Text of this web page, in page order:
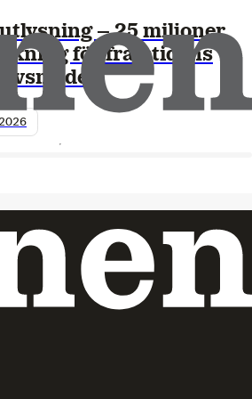
– 25 miljoner
för framtidens